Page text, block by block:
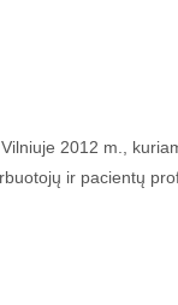
2012 m.,
ir pacientų